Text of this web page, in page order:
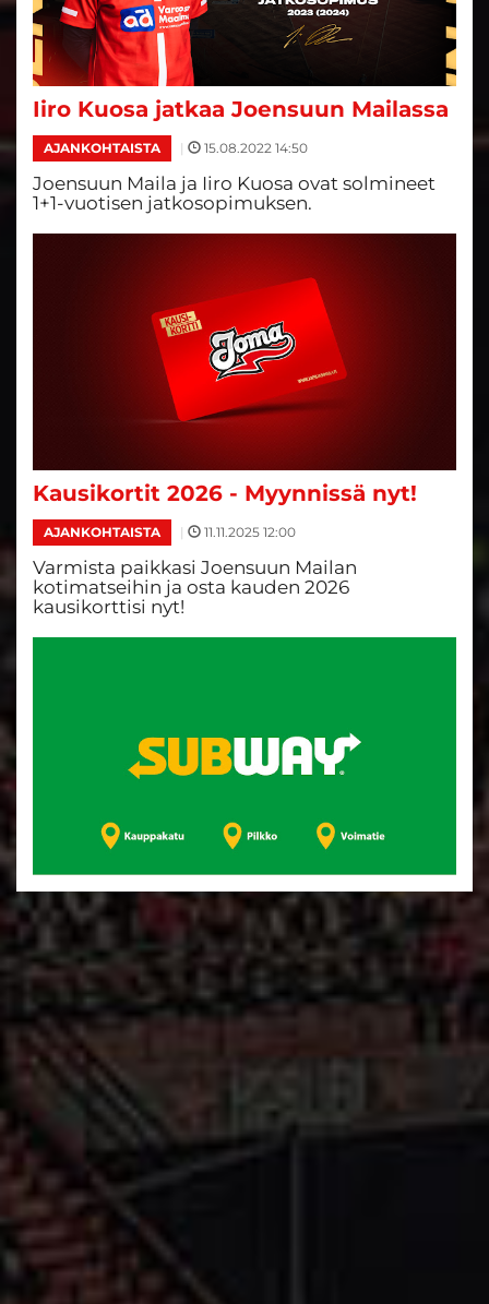
Iiro Kuosa jatkaa Joensuun Mailassa
AJANKOHTAISTA | 15.08.2022 14:50
Joensuun Maila ja Iiro Kuosa ovat solmineet
1+1-vuotisen jatkosopimuksen.
Kausikortit 2026 - Myynnissä nyt!
AJANKOHTAISTA | 11.11.2025 12:00
Varmista paikkasi Joensuun Mailan
kotimatseihin ja osta kauden 2026
kausikorttisi nyt!